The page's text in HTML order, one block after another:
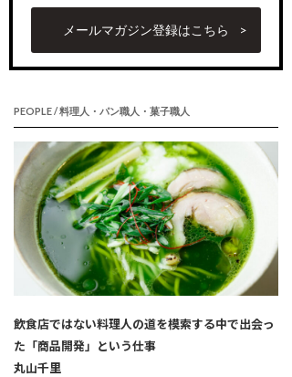
メールマガジン登録はこちら
PEOPLE / 料理人・パン職人・菓子職人
飲食店ではない料理人の道を模索する中で出会っ
た「商品開発」という仕事
丸山千里